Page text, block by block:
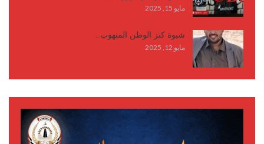
مايو 15, 2025
شبوة كنز الوطن المنهوب..
مايو 12, 2025